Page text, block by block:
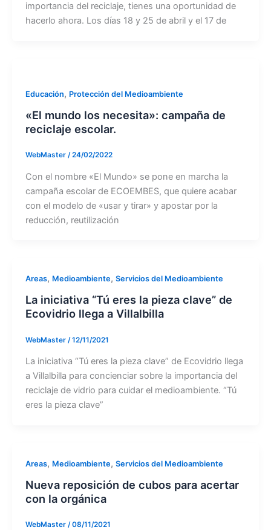
importancia del reciclaje, tienes una oportunidad de
hacerlo ahora. Los días 18 y 25 de abril y el 17 de
Educación, Protección del Medioambiente
«El mundo los necesita»: campaña de
reciclaje escolar.
WebMaster /24/02/2022
Con el nombre «El Mundo» se pone en marcha la
campaña escolar de ECOEMBES, que quiere acabar
con el modelo de «usar y tirar» y apostar por la
reducción, reutilización
Areas, Medioambiente, Servicios del Medioambiente
La iniciativa “Tú eres la pieza clave” de
Ecovidrio llega a Villalbilla
WebMaster /12/11/2021
La iniciativa “Tú eres la pieza clave” de Ecovidrio llega
a Villalbilla para concienciar sobre la importancia del
reciclaje de vidrio para cuidar el medioambiente. “Tú
eres la pieza clave”
Areas, Medioambiente, Servicios del Medioambiente
Nueva reposición de cubos para acertar
con la orgánica
WebMaster /08/11/2021